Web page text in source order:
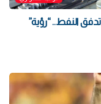
النفط.. “رؤية”